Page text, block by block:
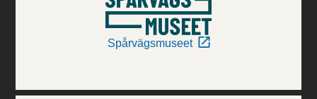
Spårvägsmuseet